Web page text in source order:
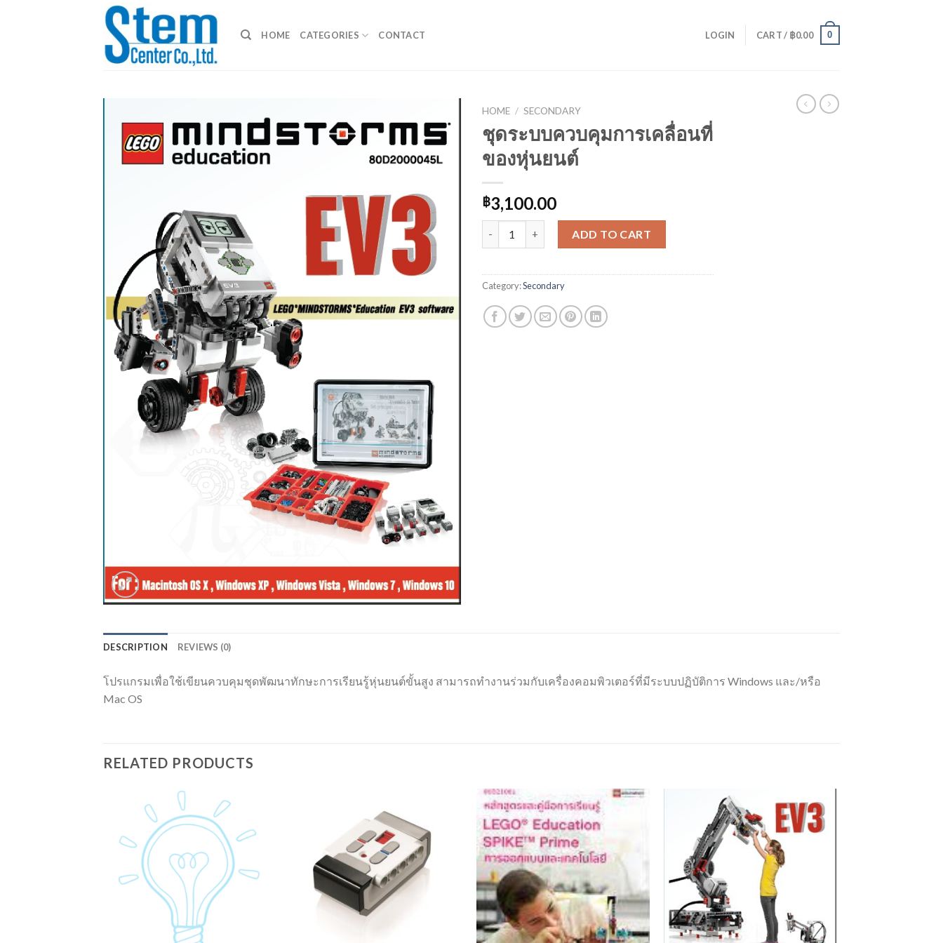
HOME CATEGORIES CONTACT LOGIN CART / ฿0.00 0
HOME / SECONDARY
ชุดระบบควบคุมการเคลื่อนที่
ของหุ่นยนต์
฿3,100.00
ADD TO CART
Category:Secondary
DESCRIPTION REVIEWS (0)
โปรแกรมเพื่อใช้เขียนควบคุมชุดพัฒนาทักษะการเรียนรู้หุ่นยนต์ขั้นสูง สามารถทำงานร่วมกับเครื่องคอมพิวเตอร์ที่มีระบบปฏิบัติการ Windows และ/หรือ
Mac OS
RELATED PRODUCTS